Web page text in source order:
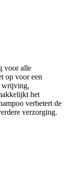
voor alle
op voor een
wrijving,
het
verbetert de
verzorging.